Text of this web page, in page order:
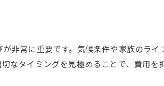
役立つポイントを徹底解説
満足を得る工夫と選び方
非常に重要です。気候条件や家族のラ
なタイミングを見極めることで、費用を